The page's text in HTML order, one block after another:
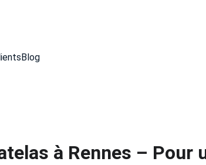
Blog
à Rennes – Pour